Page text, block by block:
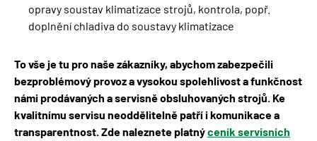
opravy soustav klimatizace strojů, kontrola, popř.
doplnění chladiva do soustavy klimatizace
To vše je tu pro naše zákazníky, abychom zabezpečili
bezproblémový provoz a vysokou spolehlivost a funkčnost
námi prodávaných a servisně obsluhovaných strojů. Ke
kvalitnímu servisu neoddělitelně patří i komunikace a
transparentnost. Zde naleznete platnýceník servisních